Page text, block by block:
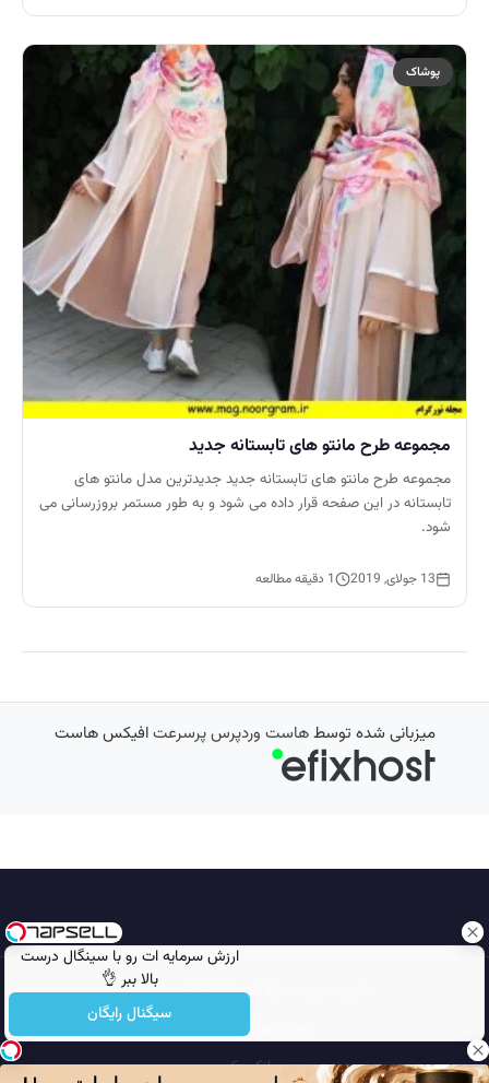
ارزش سرمایه ات رو با سینگال درست
بالا ببر 👌
سیگنال رایگان
پوشاک
مجموعه طرح مانتو های تابستانه جدید
مجموعه طرح مانتو های تابستانه جدید جدیدترین مدل مانتو های
تابستانه در این صفحه قرار داده می شود و به طور مستمر بروزرسانی می
شود.
13 جولای, 2019 1 دقیقه مطالعه
میزبانی شده توسطهاست وردپرس پرسرعتافیکس هاست
تمامی حقوق محفوظ است © 2026
مجله نورگرام
انجمن نورگرام
بانک عکس